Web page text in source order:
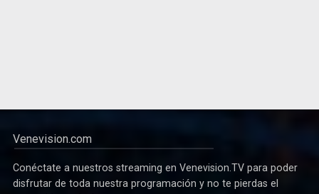
Venevision.com
Conéctate a nuestros streaming en Venevision.TV para poder
disfrutar de toda nuestra programación y no te pierdas el